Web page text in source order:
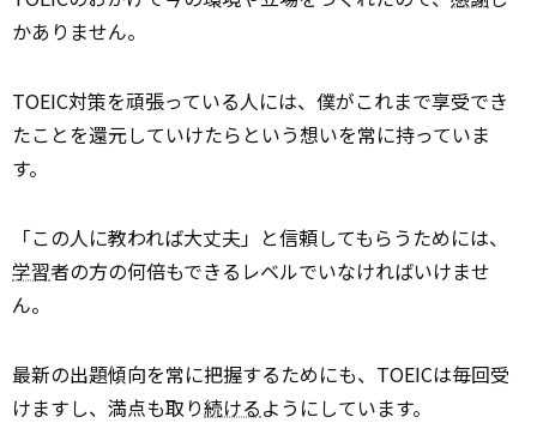
かありません。
TOEIC対策を頑張っている人には、僕がこれまで享受でき
たことを還元していけたらという想いを常に持っていま
す。
「この人に教われば大丈夫」と信頼してもらうためには、
学習者の方の何倍もできるレベルでいなければいけませ
ん。
最新の出題傾向を常に把握するためにも、TOEICは毎回受
けますし、満点も取り続けるようにしています。